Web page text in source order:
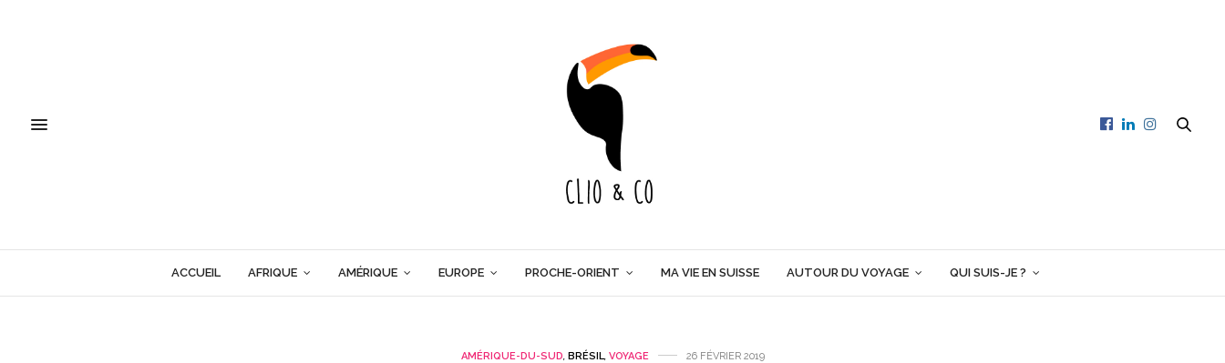
ACCUEIL AFRIQUE AMÉRIQUE EUROPE PROCHE-ORIENT MA VIE EN SUISSE AUTOUR DU VOYAGE QUI SUIS-JE ?
AMÉRIQUE-DU-SUD BRÉSIL, VOYAGE 26 FÉVRIER 2019